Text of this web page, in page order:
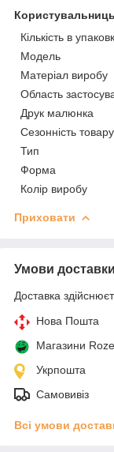
Кількість в
Мoдель
Матеріал виробу
Область
Друк малюнка
Сезонність товару
Тип
Форма
Колір виробу
Приховати
Умови доставки
Доставка
Нова Пошта
Магазини
Укрпошта
Самовивіз
Всі умови